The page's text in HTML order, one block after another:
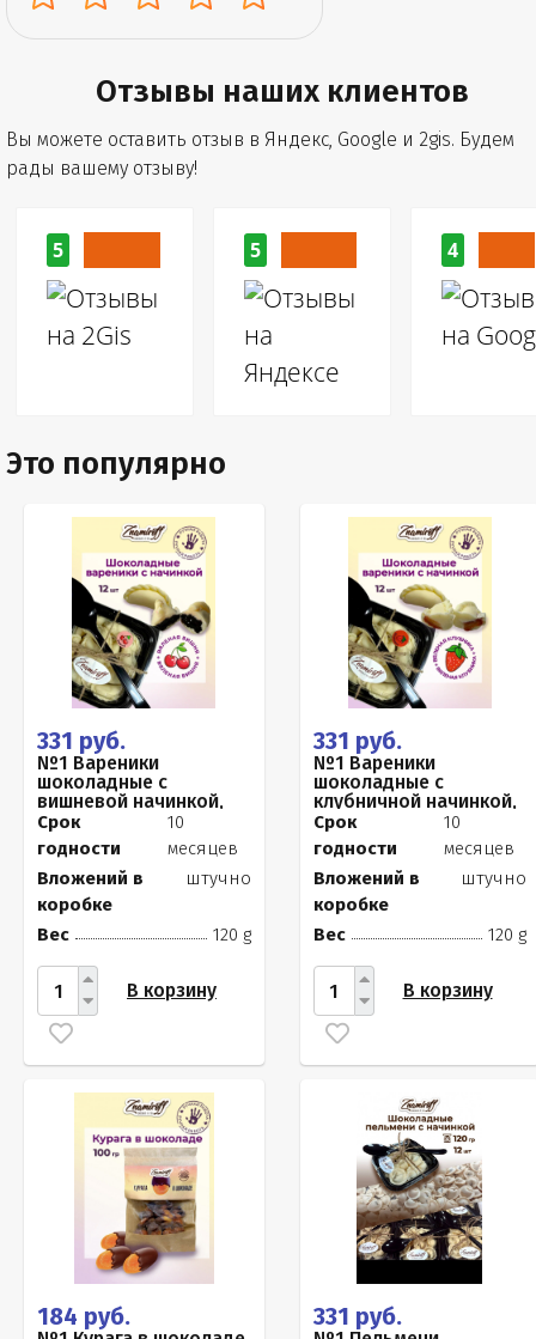
Отзывы наших клиентов
Вы можете оставить отзыв в Яндекс, Google и 2gis. Будем
рады вашему отзыву!
5 5 4
Это популярно
331 руб.
№1 Вареники
шоколадные с
вишневой начинкой,
120г
Срок
годности
10
месяцев
Вложений в
коробке
штучно
Вес 120 g
В корзину
331 руб.
№1 Вареники
шоколадные с
клубничной начинкой,
120г
Срок
годности
10
месяцев
Вложений в
коробке
штучно
Вес 120 g
В корзину
184 руб. 331 руб.